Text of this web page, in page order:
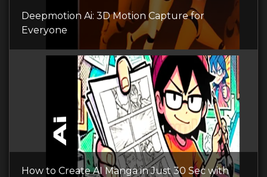
Deepmotion Ai: 3D Motion Capture for
Everyone
How to Create AI Manga in Just 30 Sec with